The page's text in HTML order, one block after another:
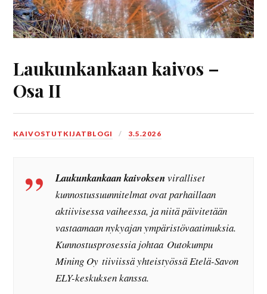
Laukunkankaan kaivos –
Osa II
KAIVOSTUTKIJATBLOGI 3.5.2026
Laukunkankaan kaivoksen viralliset
kunnostussuunnitelmat ovat parhaillaan
aktiivisessa vaiheessa, ja niitä päivitetään
vastaamaan nykyajan ympäristövaatimuksia.
Kunnostusprosessia johtaa Outokumpu
Mining Oy tiiviissä yhteistyössä Etelä-Savon
ELY-keskuksen kanssa.